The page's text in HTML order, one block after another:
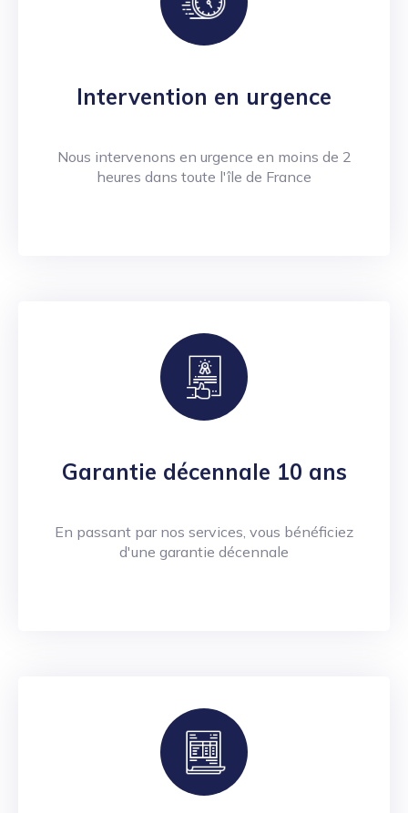
Intervention en urgence
Nous intervenons en urgence en moins de 2
heures dans toute l'île de France
Garantie décennale 10 ans
En passant par nos services, vous bénéficiez
d'une garantie décennale